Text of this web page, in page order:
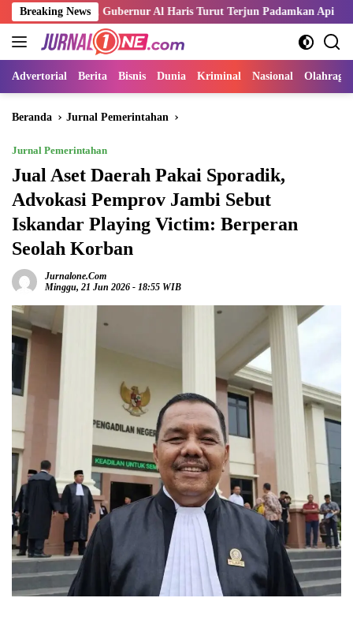
Langsung
ke
konten
Breaking News
Gubernur Al Haris Turut Terjun Padamkan Api
Advertorial Berita Bisnis Dunia Kriminal Nasional Olahraga
Beranda Jurnal Pemerintahan
Jurnal Pemerintahan
Jual Aset Daerah Pakai Sporadik,
Advokasi Pemprov Jambi Sebut
Iskandar Playing Victim: Berperan
Seolah Korban
Jurnalone.com
Minggu, 21 Jun 2026 - 18:55 WIB